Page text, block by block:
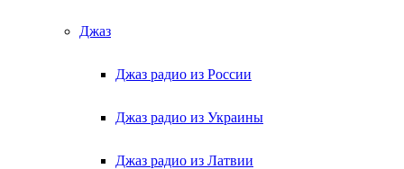
Джаз
Джаз радио из России
Джаз радио из Украины
Джаз радио из Латвии